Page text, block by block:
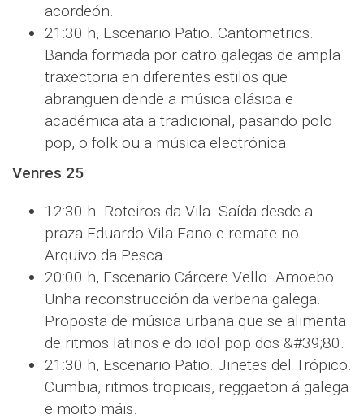
acordeón.
21:30 h, Escenario Patio. Cantometrics.
Banda formada por catro galegas de ampla
traxectoria en diferentes estilos que
abranguen dende a música clásica e
académica ata a tradicional, pasando polo
pop, o folk ou a música electrónica
Venres 25
12:30 h. Roteiros da Vila. Saída desde a
praza Eduardo Vila Fano e remate no
Arquivo da Pesca.
20:00 h, Escenario Cárcere Vello. Amoebo.
Unha reconstrucción da verbena galega.
Proposta de música urbana que se alimenta
de ritmos latinos e do idol pop dos &#39;80.
21:30 h, Escenario Patio. Jinetes del Trópico.
Cumbia, ritmos tropicais, reggaeton á galega
e moito máis.